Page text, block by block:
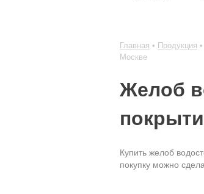
Главная Продукция
Москве
Желоб
Купить желоб
покупку можно